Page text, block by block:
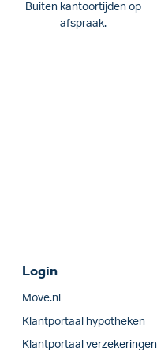
Buiten kantoortijden op
afspraak.
Login
Move.nl
Klantportaal hypotheken
Klantportaal verzekeringen